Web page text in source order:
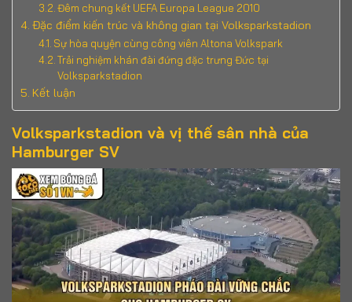
Đêm chung kết UEFA Europa League 2010
Đặc điểm kiến trúc và không gian tại Volksparkstadion
Sự hòa quyện cùng công viên Altona Volkspark
Trải nghiệm khán đài đứng đặc trưng Đức tại
Volksparkstadion
Kết luận
Volksparkstadion và vị thế sân nhà của
Hamburger SV